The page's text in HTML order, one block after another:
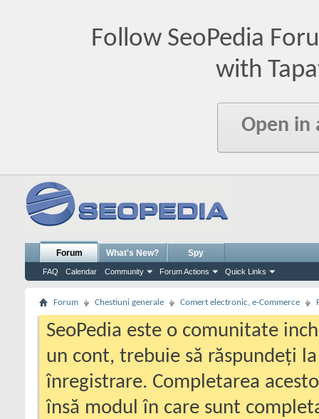
Follow SeoPedia
with
Open in
Forum
FAQ Calendar Community Forum Actions Quick Links
What's New? Spy
Forum Chestiuni generale Comert electronic, e-Commerce
SeoPedia este o comunitate
un cont, trebuie să răspundeți
înregistrare. Completarea
însă modul în care sunt